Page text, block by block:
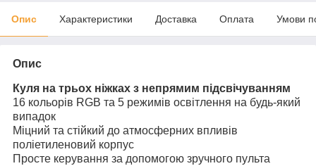
Опис Характеристики Доставка Оплата Умови
Опис
Куля на трьох ніжках з непрямим підсвічуванням
16 кольорів RGB та 5 режимів освітлення на будь-який
випадок
Міцний та стійкий до атмосферних впливів
поліетиленовий корпус
Просте керування за допомогою зручного пульта